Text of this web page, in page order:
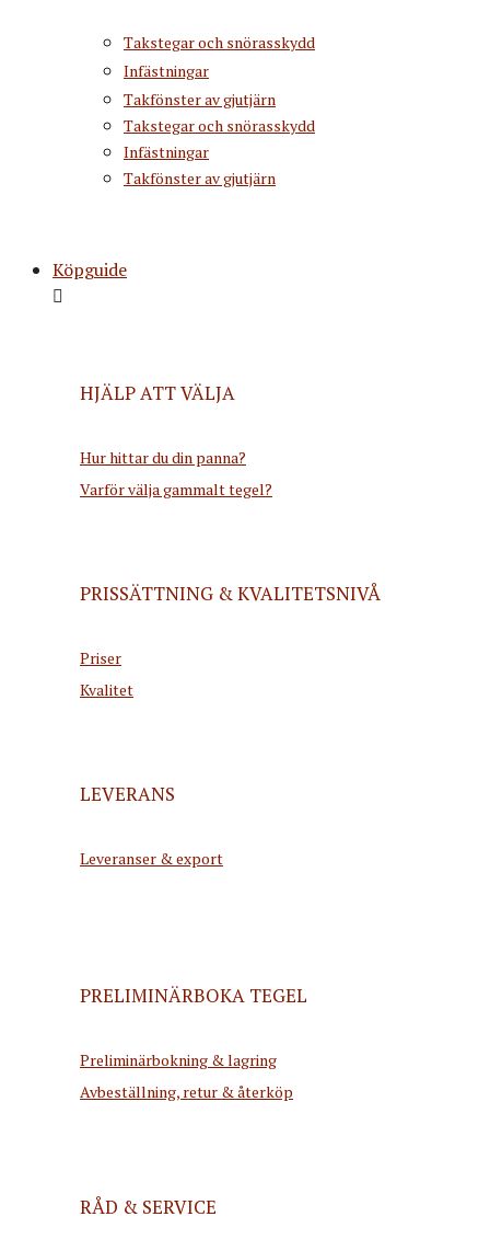
Takstegar och snörasskydd
Infästningar
Takfönster av gjutjärn
Takstegar och snörasskydd
Infästningar
Takfönster av gjutjärn
Köpguide
HJÄLP ATT VÄLJA
Hur hittar du din panna?
Varför välja gammalt tegel?
PRISSÄTTNING & KVALITETSNIVÅ
Priser
Kvalitet
LEVERANS
Leveranser & export
PRELIMINÄRBOKA TEGEL
Preliminärbokning & lagring
Avbeställning, retur & återköp
RÅD & SERVICE